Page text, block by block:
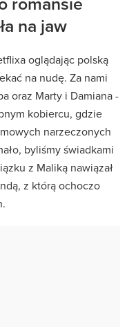
na jaw
oglądając polską
na nudę. Za nami
oraz Marty i Damiana -
kobiercu, gdzie
narzeczonych
byliśmy świadkami
z Maliką nawiązał
z którą ochoczo